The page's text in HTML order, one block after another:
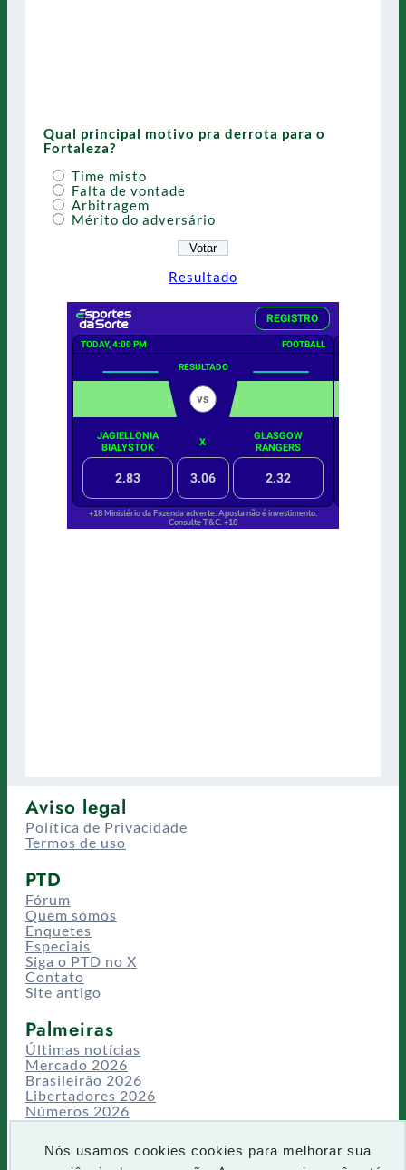
Nós usamos cookies cookies para melhorar sua
Qual principal motivo pra derrota para o
Fortaleza?
Time misto
Falta de vontade
Arbitragem
Mérito do adversário
Resultado
Aviso legal
Política de Privacidade
Termos de uso
PTD
Fórum
Quem somos
Enquetes
Especiais
Siga o PTD no X
Contato
Site antigo
Palmeiras
Últimas notícias
Mercado 2026
Brasileirão 2026
Libertadores 2026
Números 2026
Campeonatos
CT/Centro de Excelência